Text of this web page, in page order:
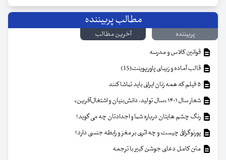
مطالب پربیننده
پربیننده
آخرین مطالب
قوانین کلاس و مدرسه
قالب آماده و زیبای پاورپوینت(15)
شعار سال ۱۴۰۱ «سال تولید، دانش‌بنیان و اشتغال‌آفرین»
رنگ چشم هایتان درباره شما و اجدادتان چه می گوید؟
پورنوگرافی چیست و چه اثری بر مغز و رابطه جنسی دارد؟
متن کامل دعای جوشن کبیر با ترجمه